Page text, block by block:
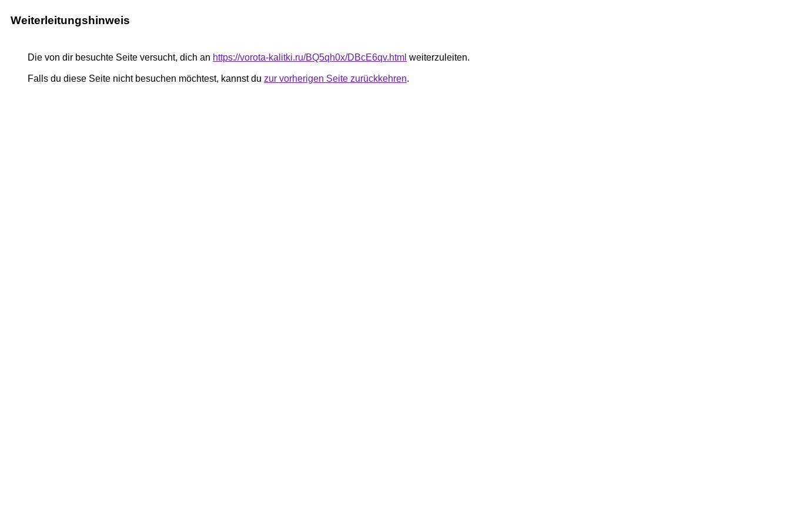
Weiterleitungshinweis
Die von dir besuchte Seite versucht, dich an https://vorota-kalitki.ru/BQ5qh0x/DBcE6qv.html weiterzuleiten.
Falls du diese Seite nicht besuchen möchtest, kannst du zur vorherigen Seite zurückkehren.